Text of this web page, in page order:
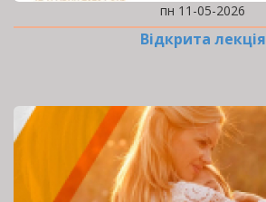
пн 11-05-2026
Відкрита лекція